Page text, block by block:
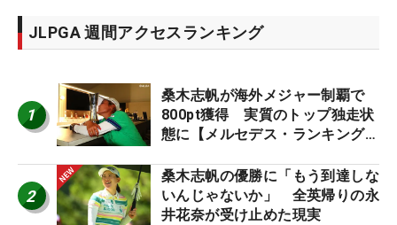
JLPGA 週間アクセスランキング
1
桑木志帆が海外メジャー制覇で
800pt獲得 実質のトップ独走状
態に【メルセデス・ランキング番
2
桑木志帆の優勝に「もう到達しな
いんじゃないか」 全英帰りの永
井花奈が受け止めた現実